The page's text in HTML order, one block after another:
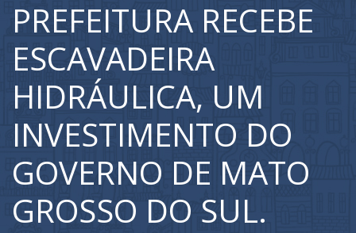
PREFEITURA RECEBE
ESCAVADEIRA
HIDRÁULICA, UM
INVESTIMENTO DO
GOVERNO DE MATO
GROSSO DO SUL.